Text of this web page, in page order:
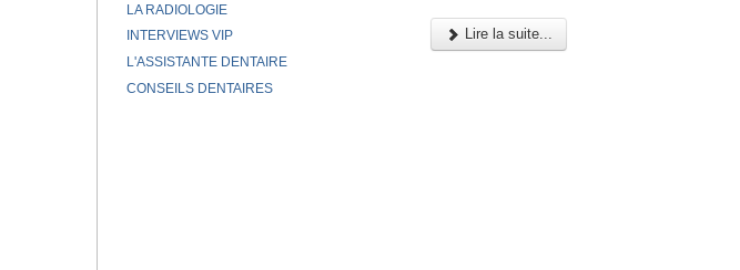
Lire la suite...
LA RADIOLOGIE
INTERVIEWS VIP
L'ASSISTANTE DENTAIRE
CONSEILS DENTAIRES